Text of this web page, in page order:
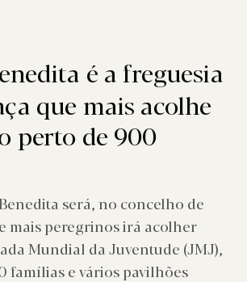
é a freguesia
que mais acolhe
perto de 900
será, no concelho de
mais peregrinos irá acolher
Mundial da Juventude (JMJ),
famílias e vários pavilhões